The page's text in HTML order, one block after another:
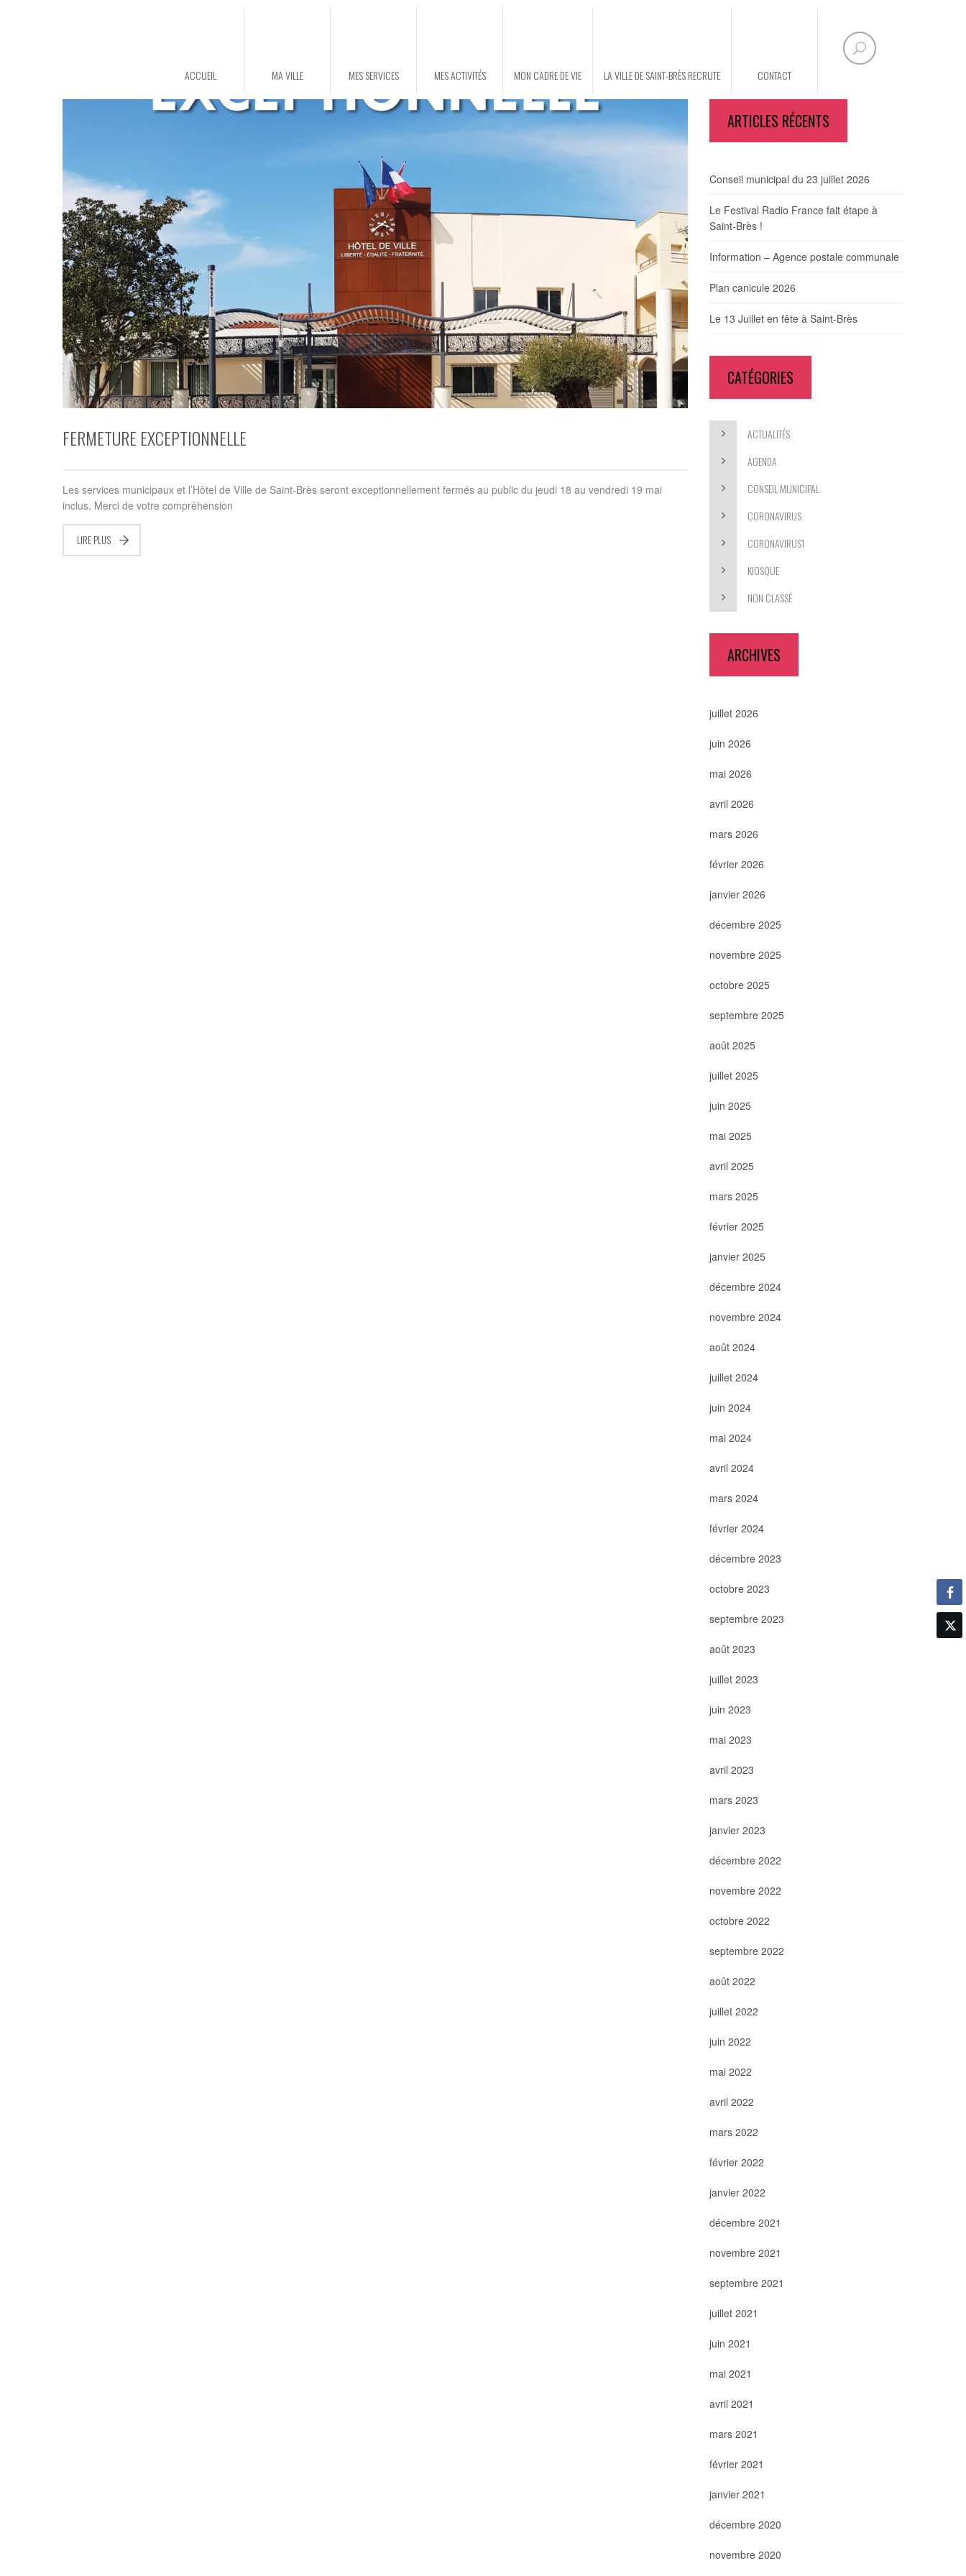
ACCUEIL MA VILLE MES SERVICES MES ACTIVITÉS MON CADRE DE VIE LA VILLE DE SAINT-BRÈS RECRUTE CONTACT
FERMETURE EXCEPTIONNELLE
Les services municipaux et l’Hôtel de Ville de Saint-Brès seront exceptionnellement fermés au public du jeudi 18 au vendredi 19 mai
inclus. Merci de votre compréhension
LIRE PLUS
ARTICLES RÉCENTS
Conseil municipal du 23 juillet 2026
Le Festival Radio France fait étape à
Saint-Brès !
Information – Agence postale communale
Plan canicule 2026
Le 13 Juillet en fête à Saint-Brès
CATÉGORIES
ACTUALITÉS
AGENDA
CONSEIL MUNICIPAL
CORONAVIRUS
CORONAVIRUS1
KIOSQUE
NON CLASSÉ
ARCHIVES
juillet 2026
juin 2026
mai 2026
avril 2026
mars 2026
février 2026
janvier 2026
décembre 2025
novembre 2025
octobre 2025
septembre 2025
août 2025
juillet 2025
juin 2025
mai 2025
avril 2025
mars 2025
février 2025
janvier 2025
décembre 2024
novembre 2024
août 2024
juillet 2024
juin 2024
mai 2024
avril 2024
mars 2024
février 2024
décembre 2023
octobre 2023
septembre 2023
août 2023
juillet 2023
juin 2023
mai 2023
avril 2023
mars 2023
janvier 2023
décembre 2022
novembre 2022
octobre 2022
septembre 2022
août 2022
juillet 2022
juin 2022
mai 2022
avril 2022
mars 2022
février 2022
janvier 2022
décembre 2021
novembre 2021
septembre 2021
juillet 2021
juin 2021
mai 2021
avril 2021
mars 2021
février 2021
janvier 2021
décembre 2020
novembre 2020